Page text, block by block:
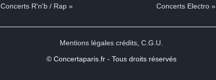
Concerts R'n'b / Rap »
Concerts Electro »
Mentions légales crédits C.G.U.
© Concertaparis.fr - Tous droits réservés